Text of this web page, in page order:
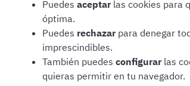
💬
Puedes aceptar las cookies para
óptima.
Puedes rechazar para denegar
imprescindibles.
También puedes configurar las
quieras permitir en tu navegador.